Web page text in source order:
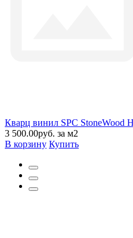
Кварц винил SPC StoneWood
3 500.00руб. за м2
В корзину Купить